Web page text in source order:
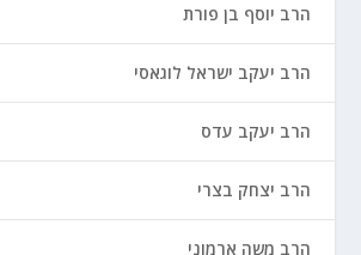
הרב יוסף בן פורת
הרב יעקב ישראל לוגאסי
הרב יעקב עדס
הרב יצחק בצרי
הרב משה ארמוני